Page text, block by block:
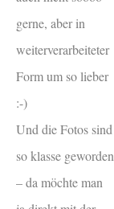
gerne, aber in
weiterverarbeiteter
Form um so lieber
:-)
Und die Fotos sind
so klasse geworden
– da möchte man